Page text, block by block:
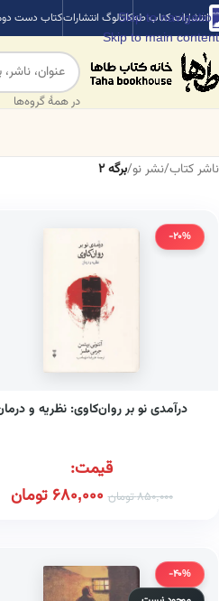
Skip to navigation
Skip to main content
انتشارات کتاب طهکاتالوگ انتشاراتکتاب دست
در همهٔ گروه‌ها
ناشر کتاب/نشر نو/برگه 2
-20%
درآمدی نو بر روان‌کاوی: نظریه و
قیمت:
850,000تومان 680,000 تومان
-40%